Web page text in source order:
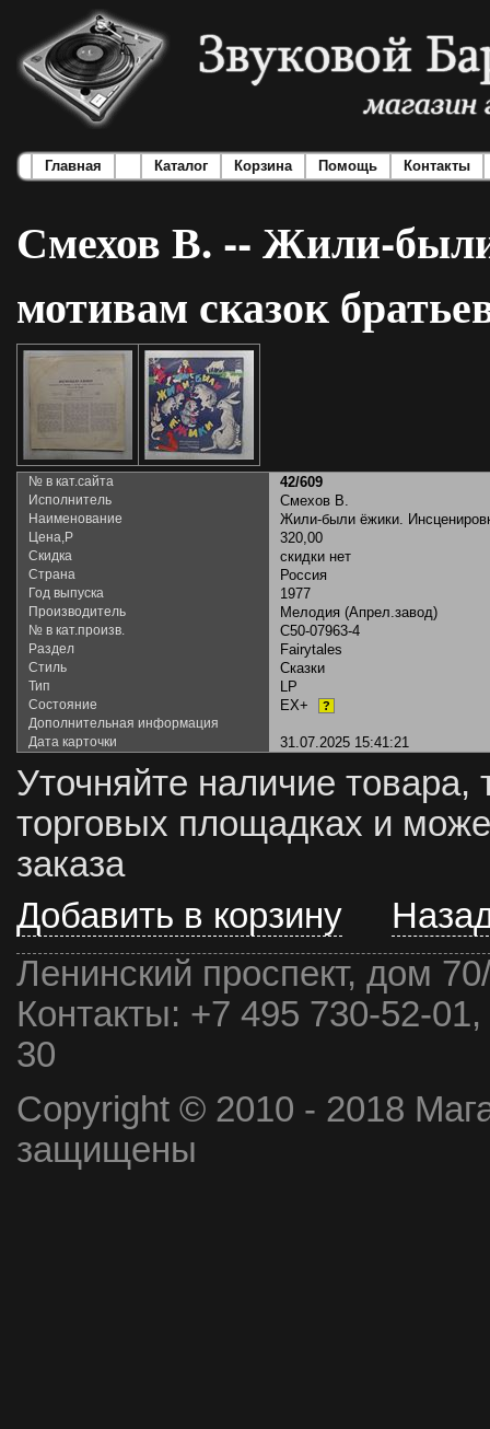
Главная Каталог Корзина Помощь Контакты
Смехов В. -- Жили-
мотивам сказок
№ в кат.сайта 42/609
Исполнитель Смехов В.
Наименование Жили-были ёжики.
Цена,Р 320,00
Скидка скидки нет
Страна Россия
Год выпуска 1977
Производитель Мелодия (Апрел.завод)
№ в кат.произв. С50-07963-4
Раздел Fairytales
Стиль Сказки
Тип LP
Состояние EX+ ?
Дополнительная информация
Дата карточки
31.07.2025 15:41:21
Уточняйте наличие товара,
торговых площадках и
заказа
Добавить в корзину
Ленинский проспект, дом
Контакты: +7 495 730-52-
30
Copyright © 2010 - 2018
защищены